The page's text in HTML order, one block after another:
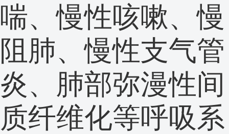
喘、慢性咳嗽、慢
阻肺、慢性支气管
炎、肺部弥漫性间
质纤维化等呼吸系